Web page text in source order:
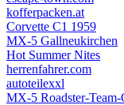
kofferpacken.at
Corvette C1 1959
MX-5 Gallneukirchen
Hot Summer Nites
herrenfahrer.com
autoteilexxl
MX-5 Roadster-Team-